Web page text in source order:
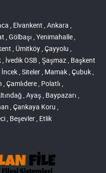
, Elvankent , Ankara ,
Gölbaşı , Yenimahalle ,
, Ümitköy , Çayyolu ,
, İvedik OSB , Şaşmaz , Başkent
, Siteler , Mamak , Çubuk ,
, Polatlı ,
, Ayaş , Baypazarı ,
, Çankaya Koru ,
, Beşevler , Etlik